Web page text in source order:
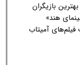
بازیگران
هند»
آمیتاب